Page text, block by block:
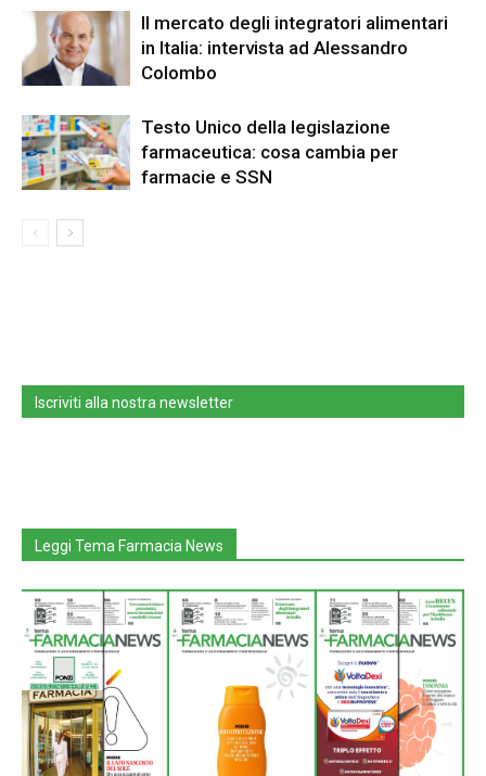
Il mercato degli integratori alimentari
in Italia: intervista ad Alessandro
Colombo
Testo Unico della legislazione
farmaceutica: cosa cambia per
farmacie e SSN
Iscriviti alla nostra newsletter
Leggi Tema Farmacia News